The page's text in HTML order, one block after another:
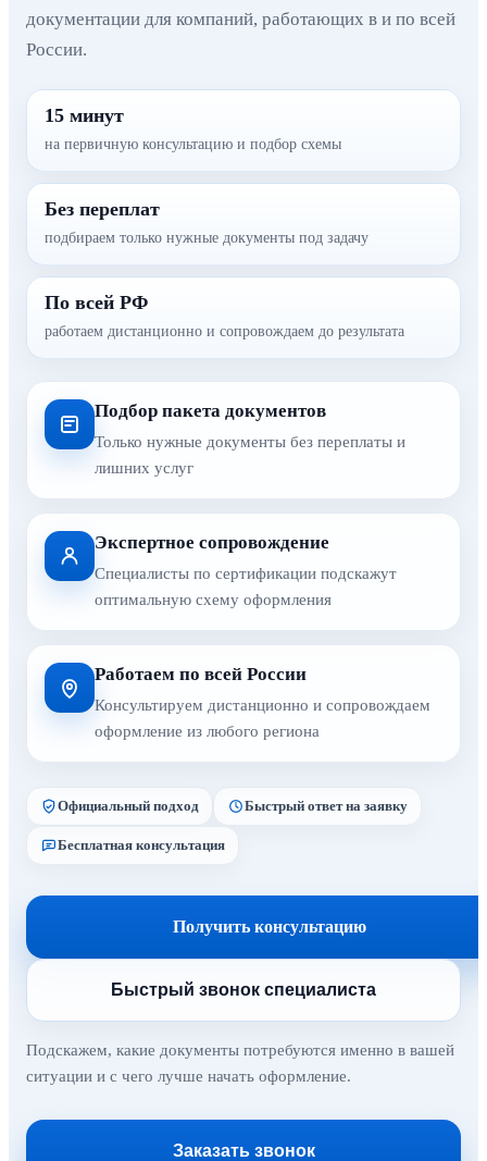
документации для компаний, работающих в и по всей
России.
15 минут
на первичную консультацию и подбор схемы
Без переплат
подбираем только нужные документы под задачу
По всей РФ
работаем дистанционно и сопровождаем до результата
Подбор пакета документов
Только нужные документы без переплаты и
лишних услуг
Экспертное сопровождение
Специалисты по сертификации подскажут
оптимальную схему оформления
Работаем по всей России
Консультируем дистанционно и сопровождаем
оформление из любого региона
Официальный подход Быстрый ответ на заявку
Бесплатная консультация
Получить консультацию
Быстрый звонок специалиста
Подскажем, какие документы потребуются именно в вашей
ситуации и с чего лучше начать оформление.
Заказать звонок